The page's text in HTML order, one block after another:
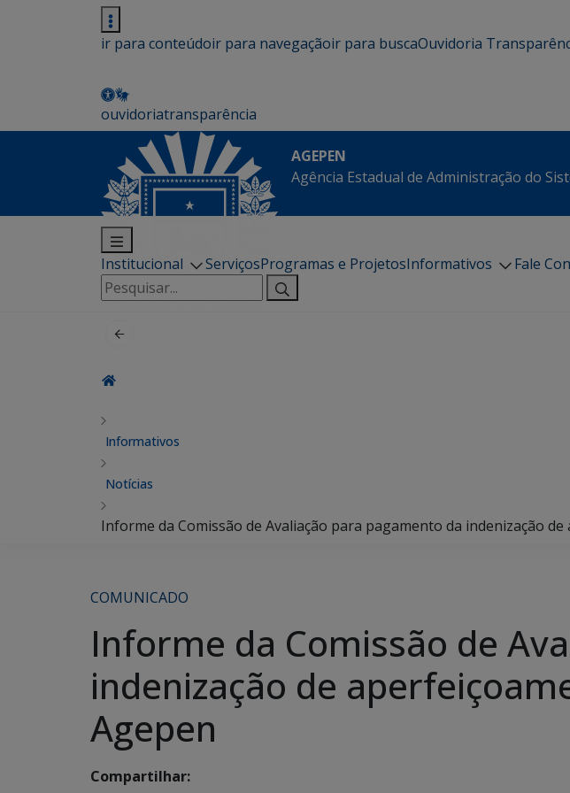
ir para conteúdoir para navegaçãoir para buscaOuvidoria
ouvidoriatransparência
AGEPEN
Agência Estadual de Administração do
Institucional ServiçosProgramas e ProjetosInformativos
Fale
Pesquisar
por:
Informativos
Notícias
Informe da Comissão de Avaliação para pagamento da indenização
COMUNICADO
Informe da Comissão de
indenização de
Agepen
Compartilhar: